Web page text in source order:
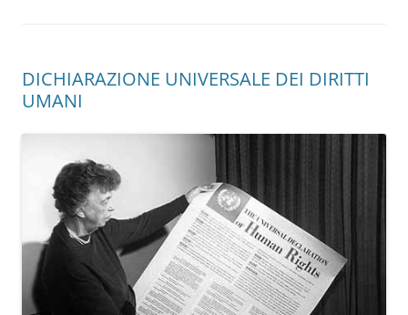
DICHIARAZIONE UNIVERSALE DEI DIRITTI
UMANI